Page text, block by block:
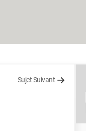
Sujet Suivant